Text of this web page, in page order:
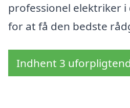
professionel elektriker
for at få den bedste
Indhent 3